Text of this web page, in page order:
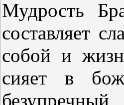
Мудрость
составляет
собой и
сияет в